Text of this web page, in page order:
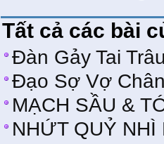
Tất cả các bài
Đàn Gảy Tai
Đạo Sợ Vợ
MẠCH SẦU &
NHỨT QUỶ NHÌ